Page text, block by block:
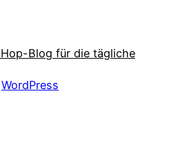
Blog für die tägliche
WordPress